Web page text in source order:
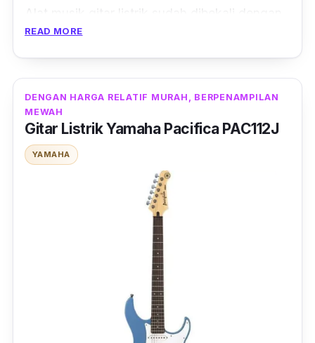
Alat musik gitar listrik sudah dibekali dengan
knob volume
coil neck, sehingga bisa dijadikan pilihan
tepat para pemula. Dengan fitur setelan gitar
tersebut menjadikan suara yang dikeluarkan
gitar lebih nyaring plus merdu.
Bodi gitar agathis membuat gitar ini nyaman
di genggaman dan bobotnya pun tidak bikin
kamu cepat lelah saat memainkan gitar
elektrik ini. Lengkungannya pun dibuat presisi
untuk kenyamanan pemain saat memangku
atau menggendong gitar. Selain itu,
dari gitar ini juga akan
memberikan efek nge-bass
READ MORE
DENGAN HARGA RELATIF MURAH, BERPENAMPILAN
MEWAH
Gitar Listrik Yamaha Pacifica PAC112J
YAMAHA